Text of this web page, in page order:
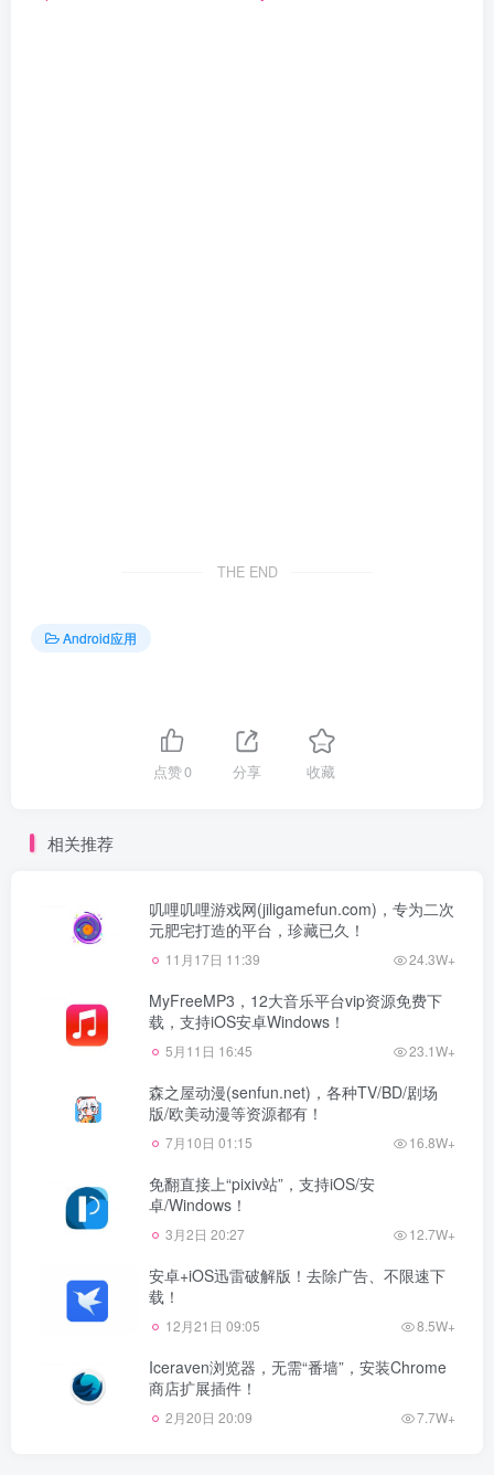
THE END
Android应用
点赞0 分享 收藏
相关推荐
叽哩叽哩游戏网(jiligamefun.com)，专为二次
元肥宅打造的平台，珍藏已久！
11月17日 11:39 24.3W+
MyFreeMP3，12大音乐平台vip资源免费下
载，支持iOS安卓Windows！
5月11日 16:45 23.1W+
森之屋动漫(senfun.net)，各种TV/BD/剧场
版/欧美动漫等资源都有！
7月10日 01:15 16.8W+
免翻直接上“pixiv站”，支持iOS/安
卓/Windows！
3月2日 20:27 12.7W+
安卓+iOS迅雷破解版！去除广告、不限速下
载！
12月21日 09:05 8.5W+
Iceraven浏览器，无需“番墙”，安装Chrome
商店扩展插件！
2月20日 20:09 7.7W+